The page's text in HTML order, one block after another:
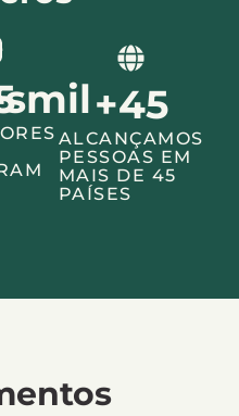
mil
ALCANÇAMOS
PESSOAS EM
MAIS DE 45
PAÍSES
+45